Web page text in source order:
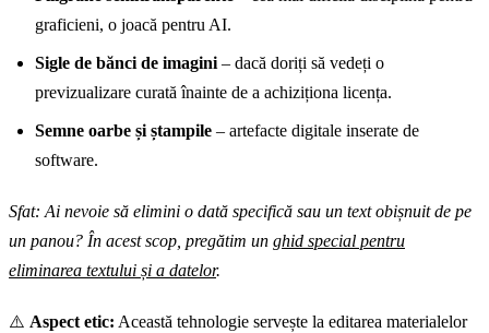
graficieni, o joacă pentru AI.
Sigle de bănci de imagini – dacă doriți să vedeți o
previzualizare curată înainte de a achiziționa licența.
Semne oarbe și ștampile – artefacte digitale inserate de
software.
Sfat: Ai nevoie să elimini o dată specifică sau un text obișnuit de pe
un panou? În acest scop, pregătim un ghid special pentru
eliminarea textului și a datelor.
⚠️ Aspect etic: Această tehnologie servește la editarea materialelor